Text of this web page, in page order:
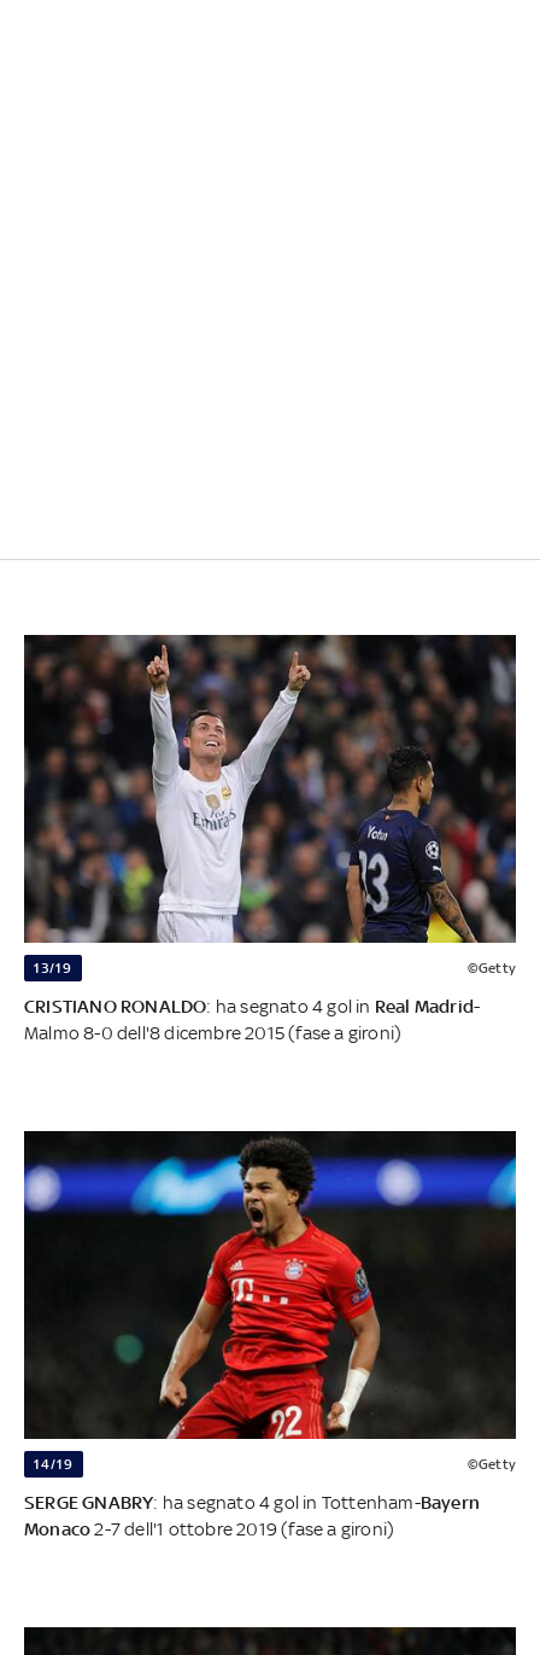
13/19 ©Getty
CRISTIANO RONALDO: ha segnato 4 gol in Real Madrid-
Malmo 8-0 dell'8 dicembre 2015 (fase a gironi)
14/19 ©Getty
SERGE GNABRY: ha segnato 4 gol in Tottenham-Bayern
Monaco2-7 dell'1 ottobre 2019 (fase a gironi)